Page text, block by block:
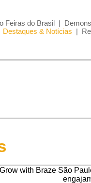
Feiras do Brasil |
Destaques & Notícias |